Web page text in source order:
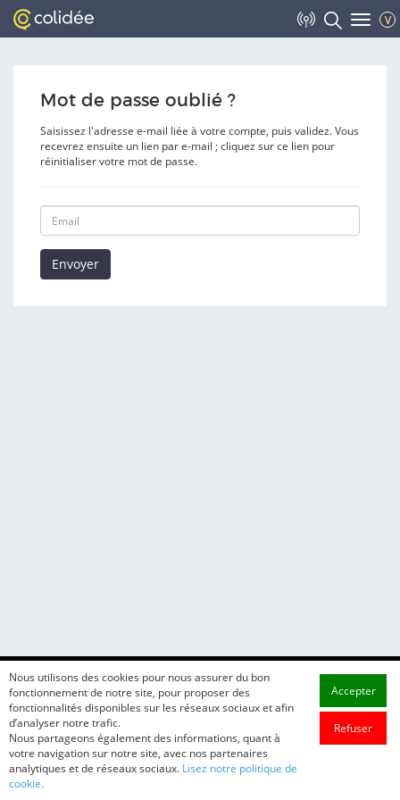
V
Toggle
Mot de passe oublié ?
Saisissez l'adresse e-mail liée à votre compte, puis validez. Vous
recevrez ensuite un lien par e-mail ; cliquez sur ce lien pour
réinitialiser votre mot de passe.
Envoyer
Nous utilisons des cookies pour nous assurer du bon
fonctionnement de notre site, pour proposer des
fonctionnalités disponibles sur les réseaux sociaux et afin
d’analyser notre trafic.
Nous partageons également des informations, quant à
votre navigation sur notre site, avec nos partenaires
analytiques et de réseaux sociaux. Lisez notre politique de
cookie.
Accepter
Refuser